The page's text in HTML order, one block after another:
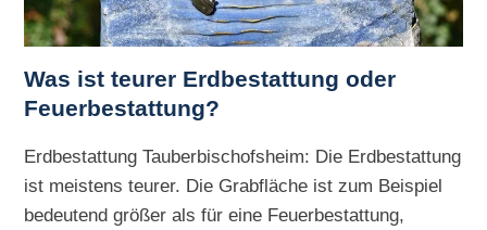
Was ist teurer Erdbestattung oder
Feuerbestattung?
Erdbestattung Tauberbischofsheim: Die Erdbestattung
ist meistens teurer. Die Grabfläche ist zum Beispiel
bedeutend größer als für eine Feuerbestattung,